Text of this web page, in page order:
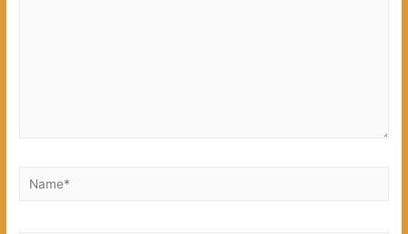
Name*